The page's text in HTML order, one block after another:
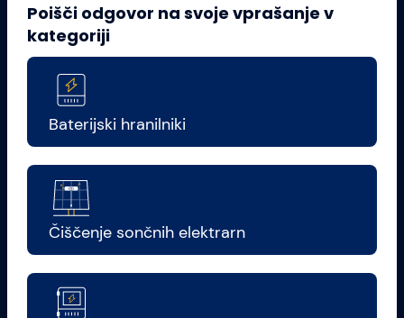
Poišči odgovor na svoje vprašanje v
kategoriji
Baterijski hranilniki
Čiščenje sončnih elektrarn